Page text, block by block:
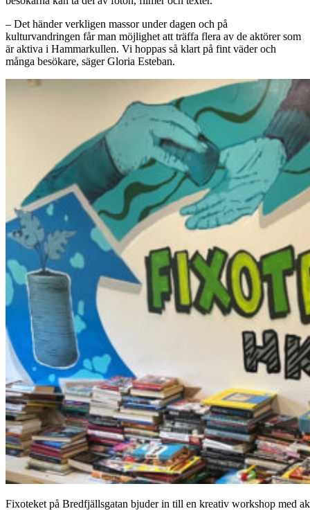
– Det händer verkligen massor under dagen och på
kulturvandringen får man möjlighet att träffa flera av de aktörer som
är aktiva i Hammarkullen. Vi hoppas så klart på fint väder och
många besökare, säger Gloria Esteban.
Fixoteket på Bredfjällsgatan bjuder in till en kreativ workshop med